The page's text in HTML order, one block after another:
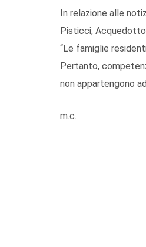
In relazione alle
Pisticci,
“Le famiglie
Pertanto,
non appartengono
m.c.